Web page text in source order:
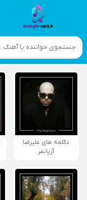
دکلمه های علیرضا
آریانفر